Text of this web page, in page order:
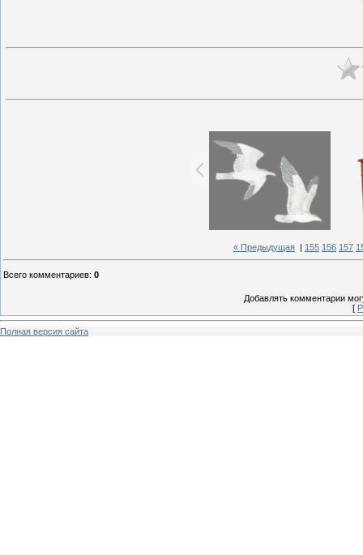
« Предыдущая 155 156 157
Всего комментариев: 0
Добавлять комментарии
[
Полная версия сайта